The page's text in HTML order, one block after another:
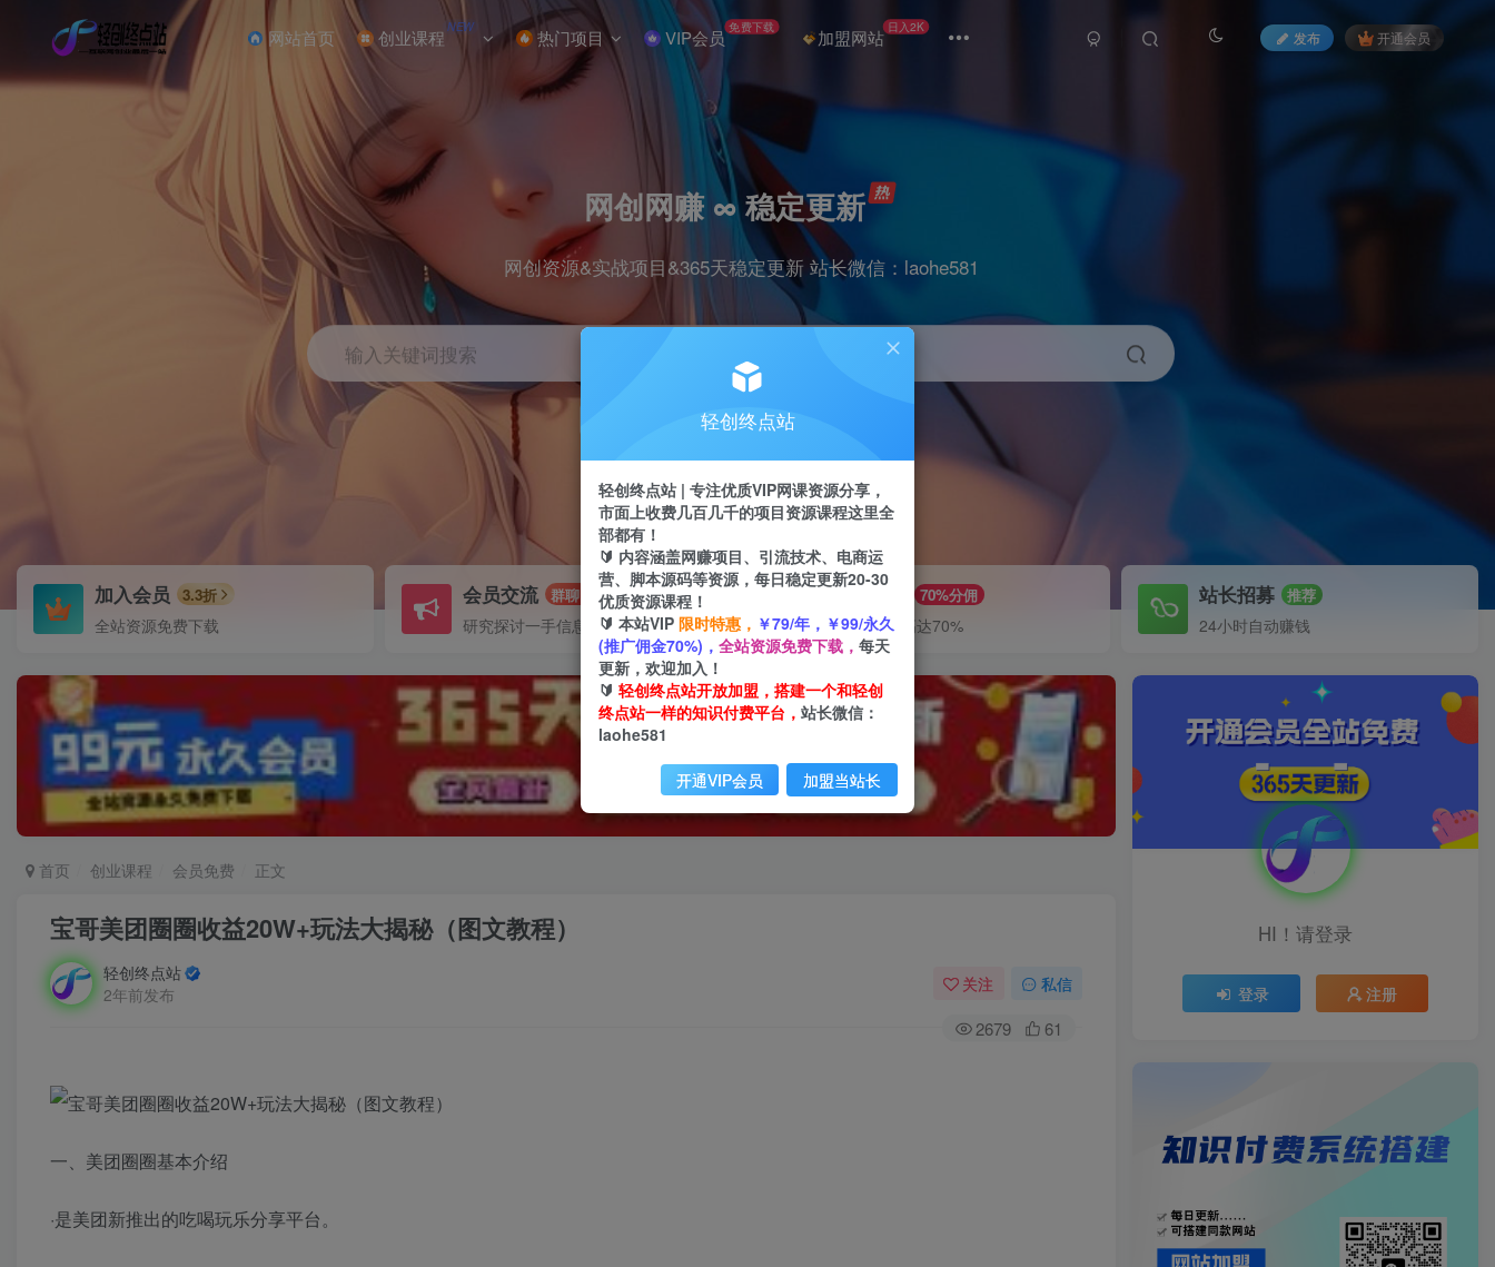
网站首页 创业课程 NEW 热门项目 VIP会员 免费下载 加盟网站 日入2K
发布 开通会员
网创网赚 ∞ 稳定更新
网创资源&实战项目&365天稳定更新 站长微信：laohe581
输入关键词搜索
剪辑 引流 带货
加入会员 3.3折
全站资源免费下载
会员交流 群聊
研究探讨一手信息差
推广赚钱 70%分佣
推广返佣高达70%
站长招募 推荐
24小时自动赚钱
首页 创业课程 会员免费 正文
宝哥美团圈圈收益20W+玩法大揭秘（图文教程）
轻创终点站
2年前发布
关注 私信
2679 61
一、美团圈圈基本介绍
·是美团新推出的吃喝玩乐分享平台。
HI！请登录
登录 注册
轻创终点站
轻创终点站 | 专注优质VIP网课资源分享，
市面上收费几百几千的项目资源课程这里全
部都有！
🔰 内容涵盖网赚项目、引流技术、电商运
营、脚本源码等资源，每日稳定更新20-30
优质资源课程！
🔰 本站VIP 限时特惠， ￥79/年，￥99/永久
(推广佣金70%)， 全站资源免费下载， 每天
更新，欢迎加入！
🔰 轻创终点站开放加盟，搭建一个和轻创
终点站一样的知识付费平台， 站长微信：
laohe581
开通VIP会员 加盟当站长